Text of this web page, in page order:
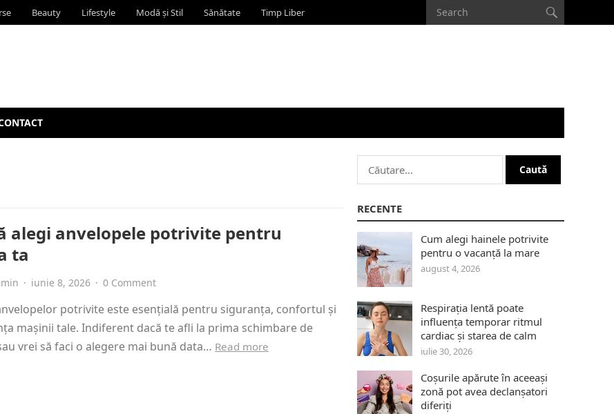
Beauty Lifestyle Modă și Stil Sănătate Timp Liber
alegi anvelopele potrivite pentru
ta
· iunie 8, 2026 · 0 Comment
potrivite este esențială pentru siguranța, confortul și
mașinii tale. Indiferent dacă te afli la prima schimbare de
vrei să faci o alegere mai bună data… Read more
Caută
după:
RECENTE
Cum alegi hainele potrivite
pentru o vacanță la mare
august 4, 2026
Respirația lentă poate
influența temporar ritmul
cardiac și starea de calm
iulie 30, 2026
Coșurile apărute în aceeași
zonă pot avea declanșatori
diferiți